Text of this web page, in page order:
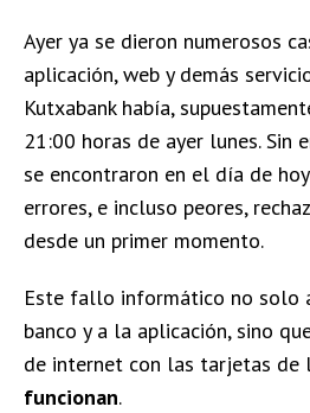
Ayer ya se dieron numerosos
aplicación, web y demás
Kutxabank había,
21:00 horas de ayer lunes. Sin
se encontraron en el día de
errores, e incluso peores,
desde un primer momento.
Este fallo informático no solo
banco y a la aplicación, sino
de internet con las tarjetas de
funcionan.